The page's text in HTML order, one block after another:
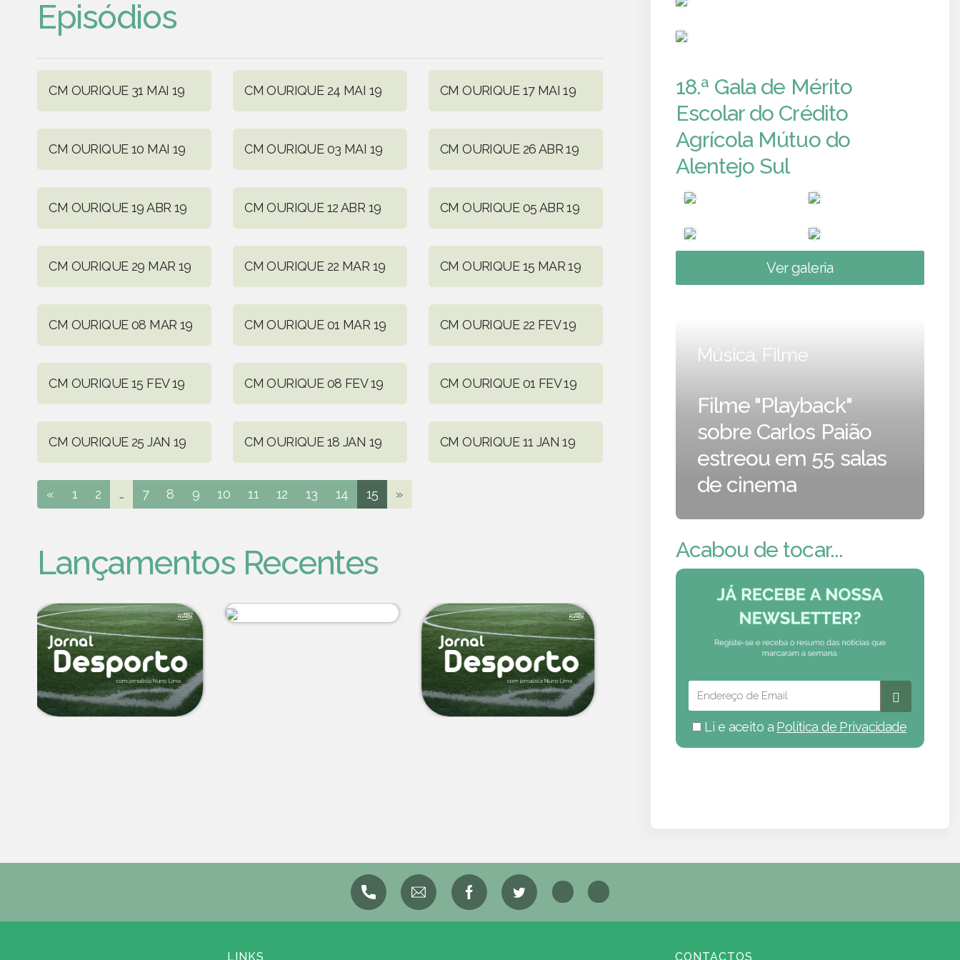
Episódios
CM OURIQUE 31 MAI 19 CM OURIQUE 24 MAI 19 CM OURIQUE 17 MAI 19
CM OURIQUE 10 MAI 19 CM OURIQUE 03 MAI 19 CM OURIQUE 26 ABR 19
CM OURIQUE 19 ABR 19 CM OURIQUE 12 ABR 19 CM OURIQUE 05 ABR 19
CM OURIQUE 29 MAR 19 CM OURIQUE 22 MAR 19 CM OURIQUE 15 MAR 19
CM OURIQUE 08 MAR 19 CM OURIQUE 01 MAR 19 CM OURIQUE 22 FEV 19
CM OURIQUE 15 FEV 19 CM OURIQUE 08 FEV 19 CM OURIQUE 01 FEV 19
CM OURIQUE 25 JAN 19 CM OURIQUE 18 JAN 19 CM OURIQUE 11 JAN 19
« 1 2 ... 7 8 9 10 11 12 13 14 15 »
Lançamentos Recentes
18.ª Gala de Mérito
Escolar do Crédito
Agrícola Mútuo do
Alentejo Sul
Ver galeria
Música, Filme
Filme "Playback"
sobre Carlos Paião
estreou em 55 salas
de cinema
Acabou de tocar...
Li e aceito a Política de Privacidade
LINKS CONTACTOS